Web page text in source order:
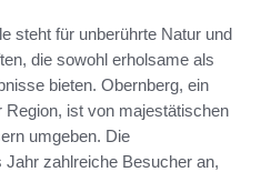
steht für unberührte Natur und
die sowohl erholsame als
bieten. Obernberg, ein
ist von majestätischen
umgeben. Die
zahlreiche Besucher an,